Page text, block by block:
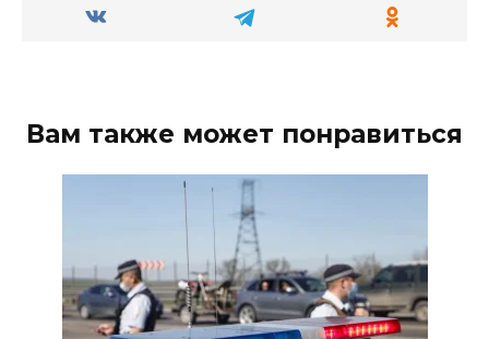
Вам также может понравиться